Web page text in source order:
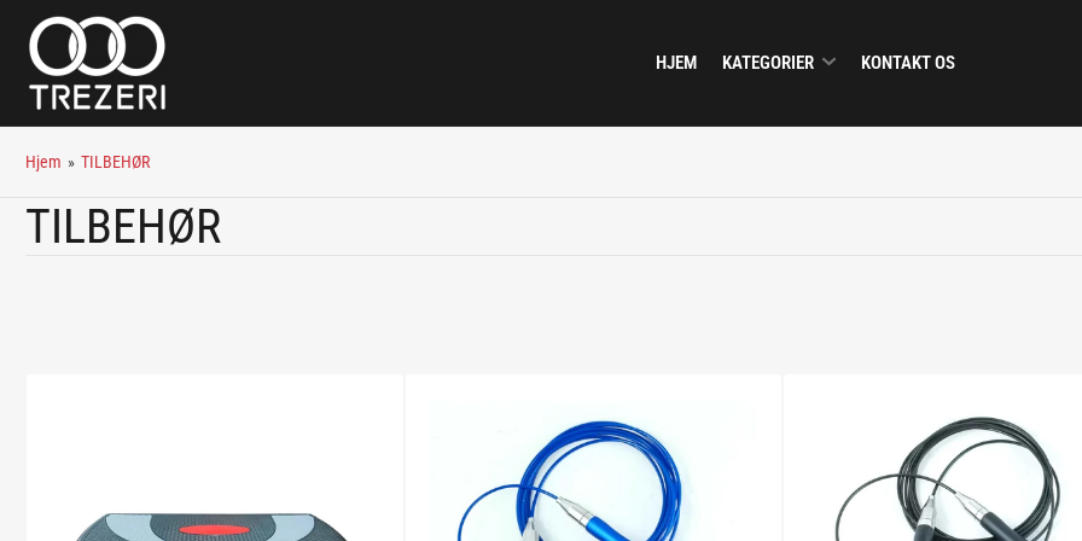
HJEM KATEGORIER KONTAKT OS
Hjem » TILBEHØR
K
TILBEHØR